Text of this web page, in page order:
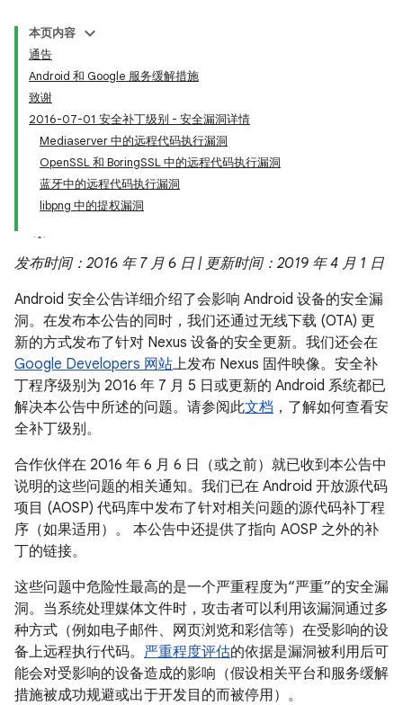
本页内容
通告
Android 和 Google 服务缓解措施
致谢
2016-07-01 安全补丁级别 - 安全漏洞详情
Mediaserver 中的远程代码执行漏洞
OpenSSL 和 BoringSSL 中的远程代码执行漏洞
蓝牙中的远程代码执行漏洞
libpng 中的提权漏洞
发布时间：2016 年 7 月 6 日 | 更新时间：2019 年 4 月 1 日
Android 安全公告详细介绍了会影响 Android 设备的安全漏
洞。在发布本公告的同时，我们还通过无线下载 (OTA) 更
新的方式发布了针对 Nexus 设备的安全更新。我们还会在
Google Developers 网站上发布 Nexus 固件映像。安全补
丁程序级别为 2016 年 7 月 5 日或更新的 Android 系统都已
解决本公告中所述的问题。请参阅此文档 ，了解如何查看安
全补丁级别。
合作伙伴在 2016 年 6 月 6 日（或之前）就已收到本公告中
说明的这些问题的相关通知。我们已在 Android 开放源代码
项目 (AOSP) 代码库中发布了针对相关问题的源代码补丁程
序（如果适用）。 本公告中还提供了指向 AOSP 之外的补
丁的链接。
这些问题中危险性最高的是一个严重程度为“严重”的安全漏
洞。当系统处理媒体文件时，攻击者可以利用该漏洞通过多
种方式（例如电子邮件、网页浏览和彩信等）在受影响的设
备上远程执行代码。 严重程度评估的依据是漏洞被利用后可
能会对受影响的设备造成的影响（假设相关平台和服务缓解
措施被成功规避或出于开发目的而被停用）。